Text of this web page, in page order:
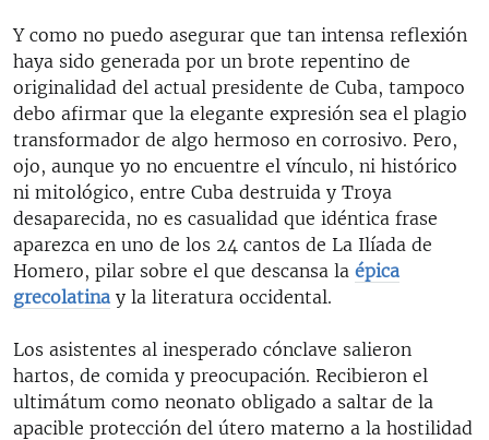
Y como no puedo asegurar que tan intensa reflexión
haya sido generada por un brote repentino de
originalidad del actual presidente de Cuba, tampoco
debo afirmar que la elegante expresión sea el plagio
transformador de algo hermoso en corrosivo. Pero,
ojo, aunque yo no encuentre el vínculo, ni histórico
ni mitológico, entre Cuba destruida y Troya
desaparecida, no es casualidad que idéntica frase
aparezca en uno de los 24 cantos de La Ilíada de
Homero, pilar sobre el que descansa la épica
grecolatina y la literatura occidental.
Los asistentes al inesperado cónclave salieron
hartos, de comida y preocupación. Recibieron el
ultimátum como neonato obligado a saltar de la
apacible protección del útero materno a la hostilidad